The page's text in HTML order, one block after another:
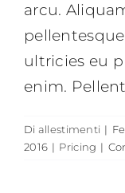
arcu.
ultricies eu
enim.
Di allestimenti |
2016 | Pricing |